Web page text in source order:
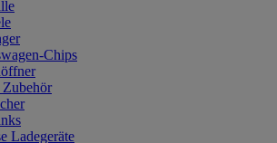
Chips
Ladegeräte